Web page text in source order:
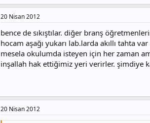
20 Nisan 2012
bence de sıkıştılar. diğer branş
hocam aşağı yukarı lab.larda akıllı tahta
mesela okulumda isteyen için her zaman
inşallah hak ettiğimiz yeri verirler. şimdiye
20 Nisan 2012